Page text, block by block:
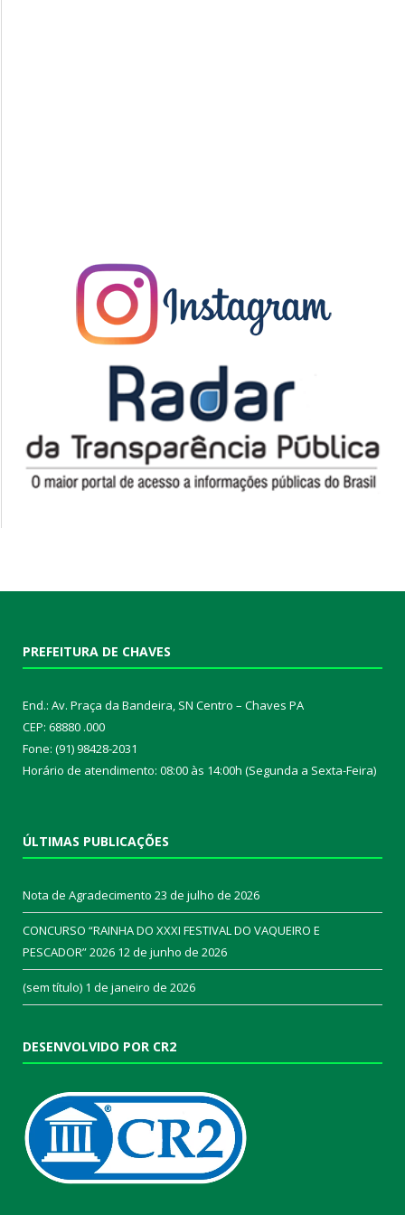
PREFEITURA DE CHAVES
End.: Av. Praça da Bandeira, SN Centro – Chaves PA
CEP: 68880 .000
Fone: (91) 98428-2031
Horário de atendimento: 08:00 às 14:00h (Segunda a Sexta-Feira)
ÚLTIMAS PUBLICAÇÕES
Nota de Agradecimento 23 de julho de 2026
CONCURSO “RAINHA DO XXXI FESTIVAL DO VAQUEIRO E
PESCADOR” 2026 12 de junho de 2026
(sem título) 1 de janeiro de 2026
DESENVOLVIDO POR CR2